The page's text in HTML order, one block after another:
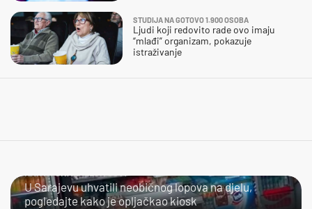
STUDIJA NA GOTOVO 1.900 OSOBA
Ljudi koji redovito rade ovo imaju
“mlađi” organizam, pokazuje
istraživanje
KAKVA SNALAŽLJIVOST!
U Sarajevu uhvatili neobičnog lopova na djelu,
pogledajte kako je opljačkao kiosk